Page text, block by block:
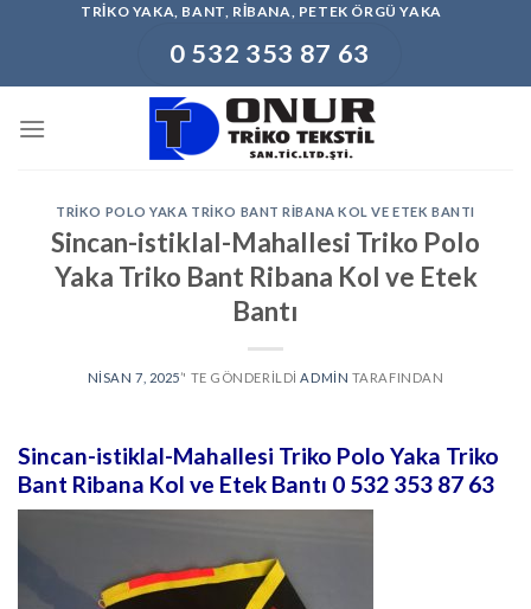
TRIKO YAKA, BANT, RIBANA, PETEK ÖRGÜ YAKA
0 532 353 87 63
TRIKO POLO YAKA TRIKO BANT RIBANA KOL VE ETEK BANTI
Sincan-istiklal-Mahallesi Triko Polo
Yaka Triko Bant Ribana Kol ve Etek
Bantı
NISAN 7, 2025’' TE GÖNDERILDI ADMIN TARAFINDAN
Sincan-istiklal-Mahallesi Triko Polo Yaka Triko
Bant Ribana Kol ve Etek Bantı 0 532 353 87 63